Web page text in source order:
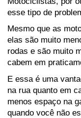
esse tipo de
Mesmo que as
elas são muito
rodas e são muito
cabem em
E essa é uma
na rua quanto em
menos espaço na
quando você não